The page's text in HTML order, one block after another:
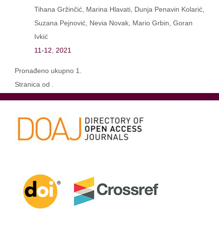
Tihana Gržinčić, Marina Hlavati, Dunja Penavin Kolarić,
Suzana Pejnović, Nevia Novak, Mario Grbin, Goran
Ivkić
11-12
2021
Pronađeno ukupno 1.
Stranica od .